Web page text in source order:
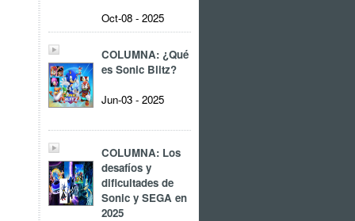
Oct-08 - 2025
COLUMNA: ¿Qué
es Sonic Blitz?
Jun-03 - 2025
COLUMNA: Los
desafíos y
dificultades de
Sonic y SEGA en
2025